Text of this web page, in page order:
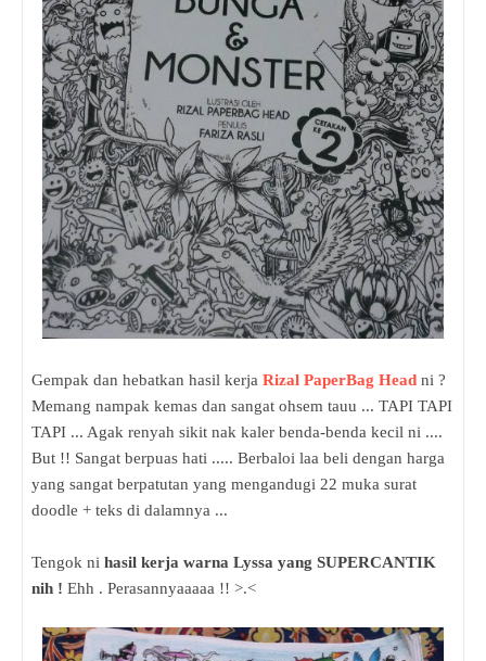
Gempak dan hebatkan hasil kerja Rizal PaperBag Head ni ?
Memang nampak kemas dan sangat ohsem tauu ... TAPI TAPI
TAPI ... Agak renyah sikit nak kaler benda-benda kecil ni ....
But !! Sangat berpuas hati ..... Berbaloi laa beli dengan harga
yang sangat berpatutan yang mengandugi 22 muka surat
doodle + teks di dalamnya ...
Tengok ni hasil kerja warna Lyssa yang SUPERCANTIK
nih ! Ehh . Perasannyaaaaa !! >.<